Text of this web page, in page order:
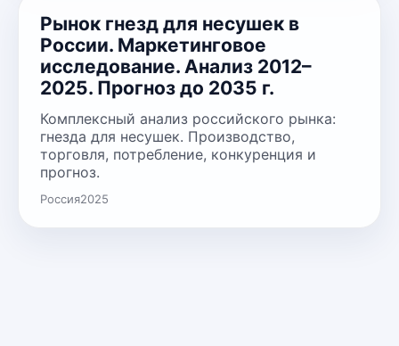
Рынок гнезд для несушек в
России. Маркетинговое
исследование. Анализ 2012–
2025. Прогноз до 2035 г.
Комплексный анализ российского рынка:
гнезда для несушек. Производство,
торговля, потребление, конкуренция и
прогноз.
Россия2025